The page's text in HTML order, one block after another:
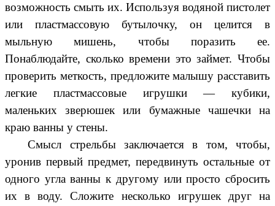
возможность смыть их. Используя водяной пистолет
или пластмассовую бутылочку, он целится в
мыльную мишень, чтобы поразить ее.
Понаблюдайте, сколько времени это займет. Чтобы
проверить меткость, предложите малышу расставить
легкие пластмассовые игрушки — кубики,
маленьких зверюшек или бумажные чашечки на
краю ванны у стены.
Смысл стрельбы заключается в том, чтобы,
уронив первый предмет, передвинуть остальные от
одного угла ванны к другому или просто сбросить
их в воду. Сложите несколько игрушек друг на